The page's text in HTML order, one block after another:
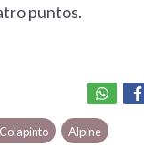
puntos.
Alpine